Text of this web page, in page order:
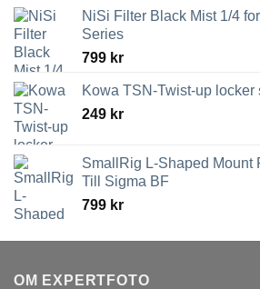
NiSi Filter Black Mist 1/4
Series
799 kr
Kowa TSN-Twist-up locker
249 kr
SmallRig L-Shaped Mount
Till Sigma BF
799 kr
OM EXPERTFOTO